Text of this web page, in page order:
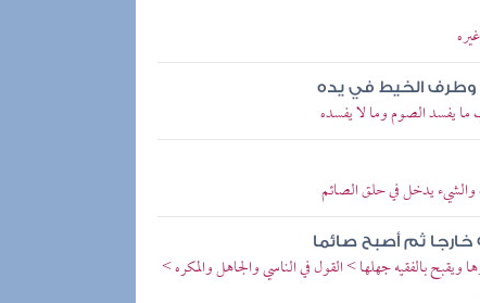
الخيط في يده
يفسد الصوم وما لا يفسده
يدخل في حلق الصائم
ثم أصبح صائما
ويقبح بالفقيه جهلها > القول في الناسي والجاهل والمكره >